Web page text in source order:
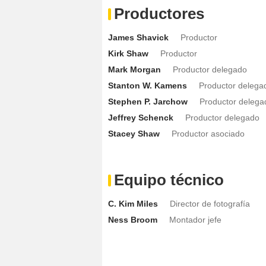
Productores
James Shavick
Productor
Kirk Shaw
Productor
Mark Morgan
Productor delegado
Stanton W. Kamens
Productor
Stephen P. Jarchow
Productor
Jeffrey Schenck
Productor delegado
Stacey Shaw
Productor asociado
Equipo técnico
C. Kim Miles
Director de fotografía
Ness Broom
Montador jefe